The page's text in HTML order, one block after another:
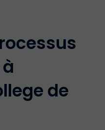
de